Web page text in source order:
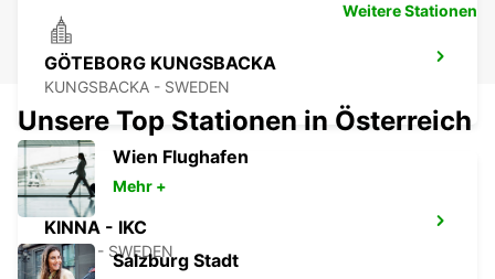
GÖTEBORG KUNGSBACKA
KUNGSBACKA - SWEDEN
KINNA - IKC
KINNA - SWEDEN
Weitere Stationen
Unsere Top Stationen in Österreich
Wien Flughafen
Mehr +
Salzburg Stadt